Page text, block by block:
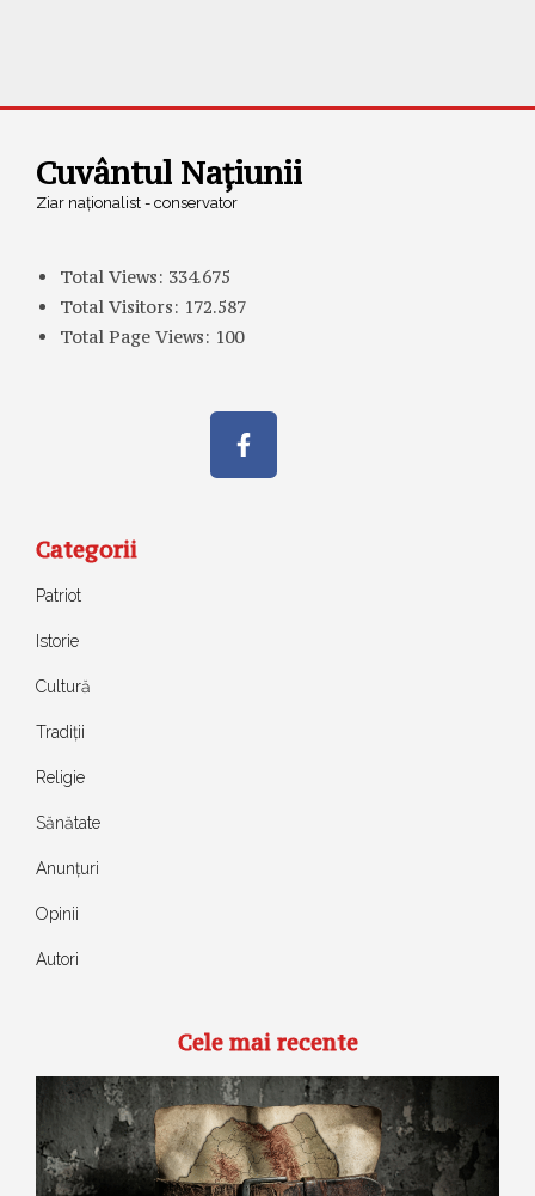
Cuvântul Națiunii
Ziar naționalist - conservator
Total Views: 334.675
Total Visitors: 172.587
Total Page Views: 100
Categorii
Patriot
Istorie
Cultură
Tradiții
Religie
Sănătate
Anunțuri
Opinii
Autori
Cele mai recente